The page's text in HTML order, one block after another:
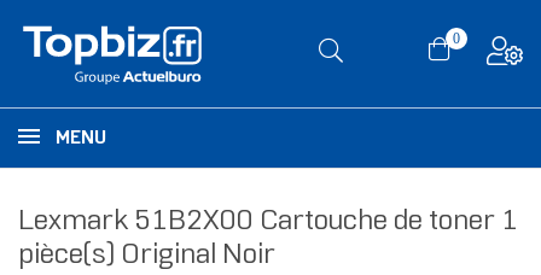
0
MENU
Lexmark 51B2X00 Cartouche de toner 1
pièce(s) Original Noir